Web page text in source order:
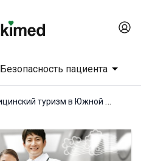
Безопасность пациента
Медицинский туризм в Южной Корее